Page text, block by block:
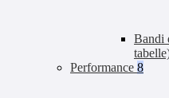
Bandi
Performance 8